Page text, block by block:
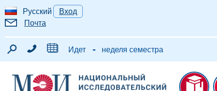
Русский
Вход
Почта
Идет - неделя семестра